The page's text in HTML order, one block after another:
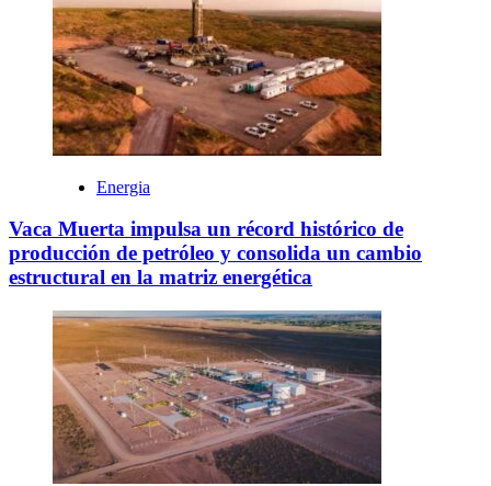
Energia
Vaca Muerta impulsa un récord histórico de
producción de petróleo y consolida un cambio
estructural en la matriz energética